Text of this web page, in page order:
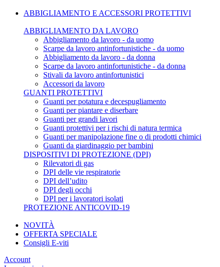
ABBIGLIAMENTO E ACCESSORI PROTETTIVI
ABBIGLIAMENTO DA LAVORO
Abbigliamento da lavoro - da uomo
Scarpe da lavoro antinfortunistiche - da uomo
Abbigliamento da lavoro - da donna
Scarpe da lavoro antinfortunistiche - da donna
Stivali da lavoro antinfortunistici
Accessori da lavoro
GUANTI PROTETTIVI
Guanti per potatura e decespugliamento
Guanti per piantare e diserbare
Guanti per grandi lavori
Guanti protettivi per i rischi di natura termica
Guanti per manipolazione fine o di prodotti chimici
Guanti da giardinaggio per bambini
DISPOSITIVI DI PROTEZIONE (DPI)
Rilevatori di gas
DPI delle vie respiratorie
DPI dell’udito
DPI degli occhi
DPI per i lavoratori isolati
PROTEZIONE ANTICOVID-19
NOVITÀ
OFFERTA SPECIALE
Consigli E-viti
Account